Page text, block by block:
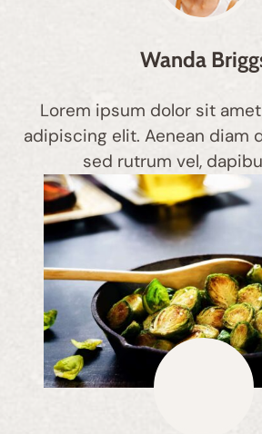
Wanda
Lorem ipsum dolor sit
adipiscing elit. Aenean diam
sed rutrum vel,